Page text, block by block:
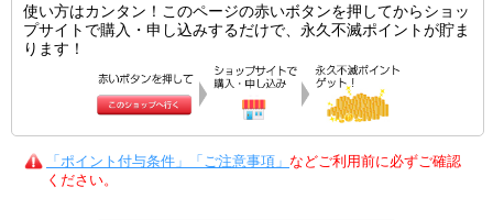
使い方はカンタン！このページの赤いボタンを押してからショッ
プサイトで購入・申し込みするだけで、永久不滅ポイントが貯ま
ります！
「ポイント付与条件」「ご注意事項」 などご利用前に必ずご確認
ください。